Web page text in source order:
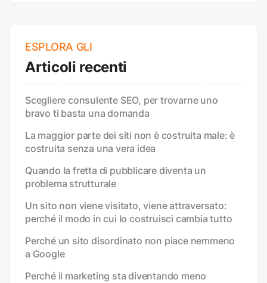
ESPLORA GLI
Articoli recenti
Scegliere consulente SEO, per trovarne uno
bravo ti basta una domanda
La maggior parte dei siti non è costruita male: è
costruita senza una vera idea
Quando la fretta di pubblicare diventa un
problema strutturale
Un sito non viene visitato, viene attraversato:
perché il modo in cui lo costruisci cambia tutto
Perché un sito disordinato non piace nemmeno
a Google
Perché il marketing sta diventando meno